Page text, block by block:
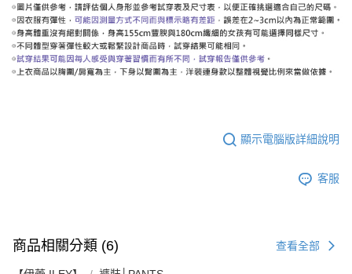
顯示電腦版詳細說明
客服
商品相關分類 (6) 查看全部